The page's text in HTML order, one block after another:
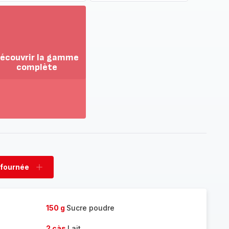
la gamme
complète
fournée
Ajouter
150 g Sucre poudre